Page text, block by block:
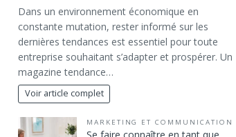
Dans un environnement économique en
constante mutation, rester informé sur les
dernières tendances est essentiel pour toute
entreprise souhaitant s’adapter et prospérer. Un
magazine tendance…
Voir article complet
MARKETING ET COMMUNICATION